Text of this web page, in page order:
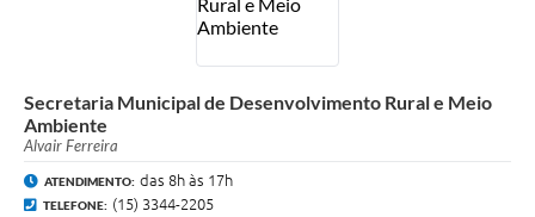
Secretaria Municipal de Desenvolvimento Rural e Meio
Ambiente
Alvair Ferreira
ATENDIMENTO: das 8h às 17h
TELEFONE: (15) 3344-2205